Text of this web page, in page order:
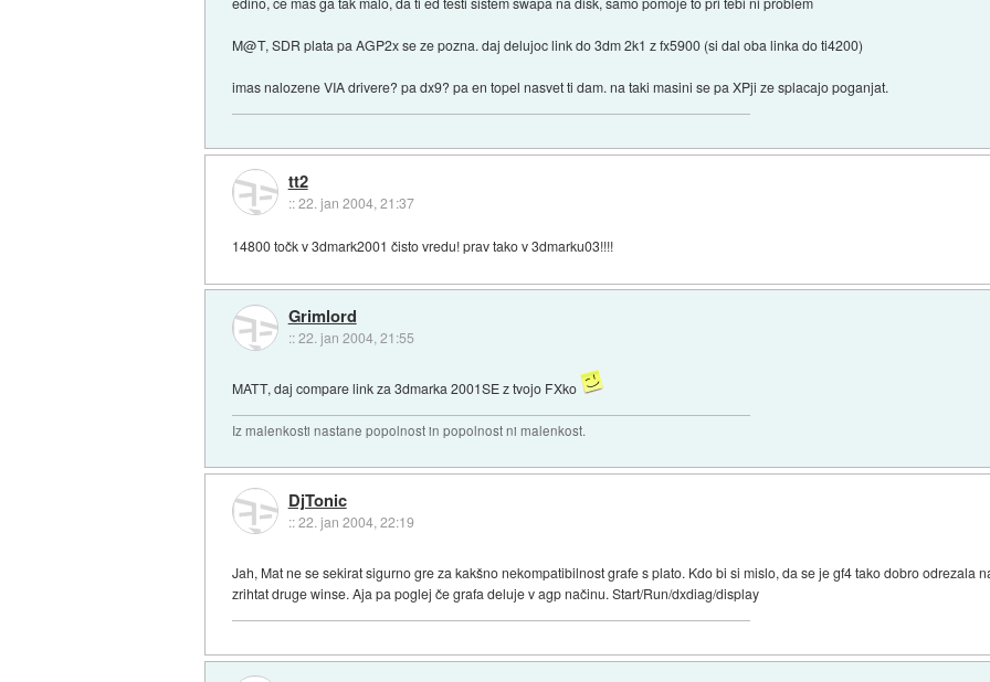
M@T, SDR plata pa AGP2x se ze pozna. daj delujoc link do 3dm 2k1 z fx5900 (si dal oba linka do ti4200)
imas nalozene VIA drivere? pa dx9? pa en topel nasvet ti dam. na taki masini se pa XPji ze splacajo poganjat.
tt2
::22. jan 2004, 21:37
14800 točk v 3dmark2001 čisto vredu! prav tako v 3dmarku03!!!!
Grimlord
::22. jan 2004, 21:55
MATT, daj compare link za 3dmarka 2001SE z tvojo FXko
Iz malenkosti nastane popolnost in popolnost ni malenkost.
DjTonic
::22. jan 2004, 22:19
Jah, Mat ne se sekirat sigurno gre za kakšno nekompatibilnost grafe s plato. Kdo bi si mislo, da se je gf4 tako dobro odrezala
zrihtat druge winse. Aja pa poglej če grafa deluje v agp načinu. Start/Run/dxdiag/display